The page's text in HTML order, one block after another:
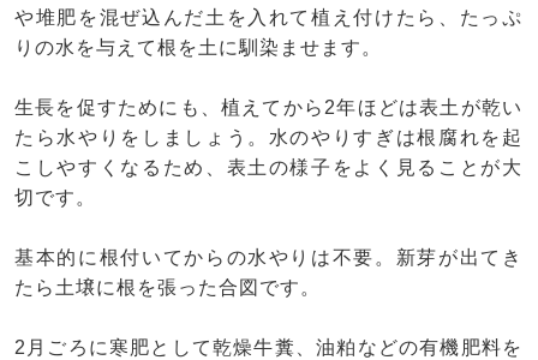
や堆肥を混ぜ込んだ土を入れて植え付けたら、たっぷ
りの水を与えて根を土に馴染ませます。
生長を促すためにも、植えてから2年ほどは表土が乾い
たら水やりをしましょう。水のやりすぎは根腐れを起
こしやすくなるため、表土の様子をよく見ることが大
切です。
基本的に根付いてからの水やりは不要。新芽が出てき
たら土壌に根を張った合図です。
2月ごろに寒肥として乾燥牛糞、油粕などの有機肥料を